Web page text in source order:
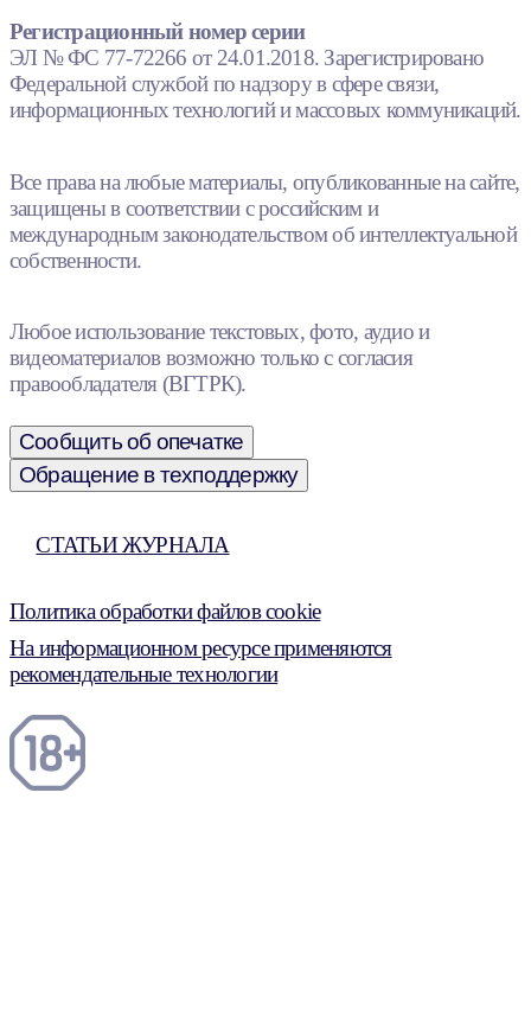
Регистрационный номер серии
ЭЛ № ФС 77-72266 от 24.01.2018. Зарегистрировано
Федеральной службой по надзору в сфере связи,
информационных технологий и массовых коммуникаций.
Все права на любые материалы, опубликованные на сайте,
защищены в соответствии с российским и
международным законодательством об интеллектуальной
собственности.
Любое использование текстовых, фото, аудио и
видеоматериалов возможно только с согласия
правообладателя (ВГТРК).
Сообщить об опечатке
Обращение в техподдержку
СТАТЬИ ЖУРНАЛА
Политика обработки файлов cookie
На информационном ресурсе применяются
рекомендательные технологии